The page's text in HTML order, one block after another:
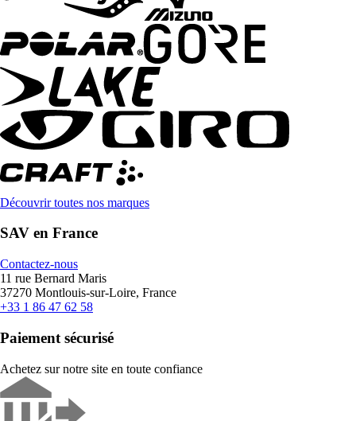
Découvrir toutes nos marques
SAV en France
Contactez-nous
11 rue Bernard Maris
37270 Montlouis-sur-Loire, France
+33 1 86 47 62 58
Paiement sécurisé
Achetez sur notre site en toute confiance